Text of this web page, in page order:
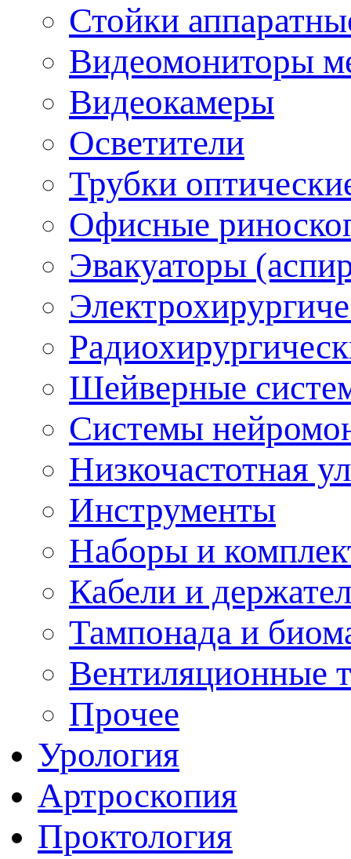
Стойки
Видеомониторы
Видеокамеры
Осветители
Трубки
Офисные
Эвакуаторы
Шейверные
Системы
Низкочастотная
Инструменты
Наборы и
Кабели и
Тампонада и
Вентиляционные
Прочее
Урология
Артроскопия
Проктология